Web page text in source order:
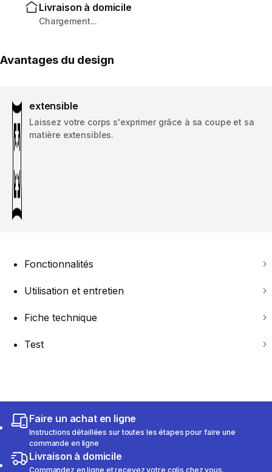
Livraison à domicile
Chargement...
Avantages du design
extensible
Laissez votre corps s'exprimer grâce à sa coupe et sa
matière extensibles.
Fonctionnalités
Utilisation et entretien
Fiche technique
Test
Faire un achat en ligne
Instructions détaillées sur toutes les étapes pour faire une
commande en ligne
Livraison à domicile
Commandez en ligne et recevez votre colis chez vous.